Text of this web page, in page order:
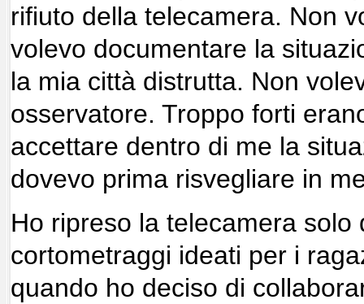
rifiuto della telecamera. Non
volevo documentare la
la mia città distrutta. Non
osservatore. Troppo forti
accettare dentro di me la
dovevo prima risvegliare in
Ho ripreso la telecamera
cortometraggi ideati per i
quando ho deciso di